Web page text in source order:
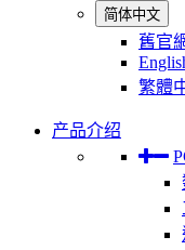
简体中文
舊官
繁體
产品介绍